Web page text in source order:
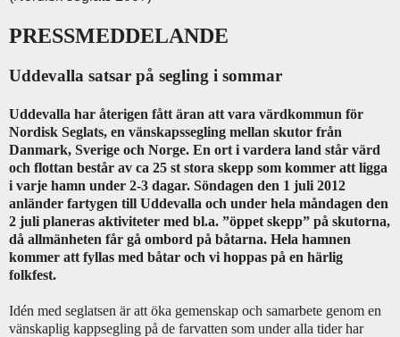
PRESSMEDDELANDE
Uddevalla satsar på segling i sommar
Uddevalla har återigen fått äran att vara värdkommun för
Nordisk Seglats, en vänskapssegling mellan skutor från
Danmark, Sverige och Norge. En ort i vardera land står värd
och flottan består av ca 25 st stora skepp som kommer att ligga
i varje hamn under 2-3 dagar. Söndagen den 1 juli 2012
anländer fartygen till Uddevalla och under hela måndagen den
2 juli planeras aktiviteter med bl.a. ”öppet skepp” på skutorna,
då allmänheten får gå ombord på båtarna. Hela hamnen
kommer att fyllas med båtar och vi hoppas på en härlig
folkfest.
Idén med seglatsen är att öka gemenskap och samarbete genom en
vänskaplig kappsegling på de farvatten som under alla tider har